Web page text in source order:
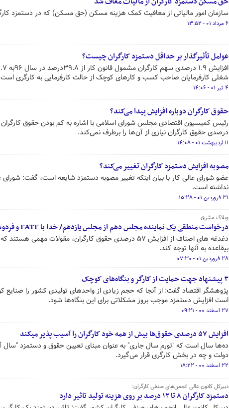
سازمان امور مالیاتی از معافیت کمک هزینه مسکن (حق مسکن) که در دستمزد
۶ مرداد ۰۱ - ۱۳:۵۲
عوامل تأثیرگذار بر حداقل دستمزد کارگران چیست؟
شغلی کارفرمایان صاحب کسب و کارهای کوچک از حالت کارفرمایی به کارگری
۴ تیر ۰۱ - ۱۴:۰۶
حقوق کارگران دوباره افزایش پیدا می‌کند؟
درصدی حقوق کارگران نیازی از آن‌ها را برطرف نمی‌کند.
۱۱ اردیبهشت ۰۱ - ۱۴:۰۸
مصوبه افزایش دستمزد کارگران تغییر می‌کند؟
عضو شورای عالی کار با بیان اینکه تغییر مصوبه دستمزد شایعه است، گفت:
نداشته است.
۳۱ فروردین ۰۱ - ۱۵:۲۸
وبلاگ مشرق
درخواست منطقی یک نماینده مجلس دهم از مجلس یازدهم/ خدا با FATF و فردوسی‌پور به داد ایران برسد!
دغدغه های اصناف از افزایش ۵۷ درصدی حقوق کارگران، مقولات
بیقاعده به آنها توجه کند.
۲۸ فروردین ۰۱ - ۰۷:۳۰
۳ پیشنهاد جهت حمایت از کارگر و بنگاه‌های کوچک
پژوهشگر اقتصاد گفت: از آنجا که حجم زیادی از واحدهای تولیدی کشور را
است افزایش دستمزد موجب بروز مشکلاتی برای این بنگاه‌ها شود.
۲۷ اسفند ۰۰ - ۰۹:۲۱
افزایش ۵۷ درصدی حقوق‌ها بیش از همه خود کارگران را آسیب پذیر میکند
ده‌ها سال است که "تورم سال جاری" به عنوان مبنای تعیین حقوق و دستمزد "سال
دولت و چه در بخش کارگری قرار می‌گیرد.
۲۲ اسفند ۰۰ - ۱۸:۲۲
دبیرکل کانون عالی انجمن‌های صنفی کارگران:
دستمزد کارگران ۸ تا ۱۲ درصد بر روی هزینه تولید تاثیر دارد